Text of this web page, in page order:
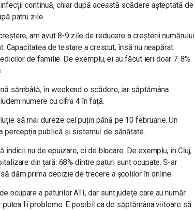
continuă, chiar după această scădere așteptată de
patru zile.
am avut 8-9 zile de reducere a creșterii numărului
Capacitatea de testare a crescut, însă nu neapărat
de familie. De exemplu, ei au făcut ieri doar 7-8%
sămbâtă, în weekend o scădere, iar săptămâna
numere cu cifra 4 în față.
să mai dureze cel puțin până pe 10 februarie. Un
percepția publică și sistemul de sănătate.
indicii nu de epuizare, ci de blocare. De exemplu, în Cluj,
din țară: 68% dintre paturi sunt ocupate. S-ar
dăm prima decizie de trecere a școlilor în online.
ocupare a paturilor ATI, dar sunt județe care au număr
putea fi probleme. E posibil ca de săptămâna viitoare să